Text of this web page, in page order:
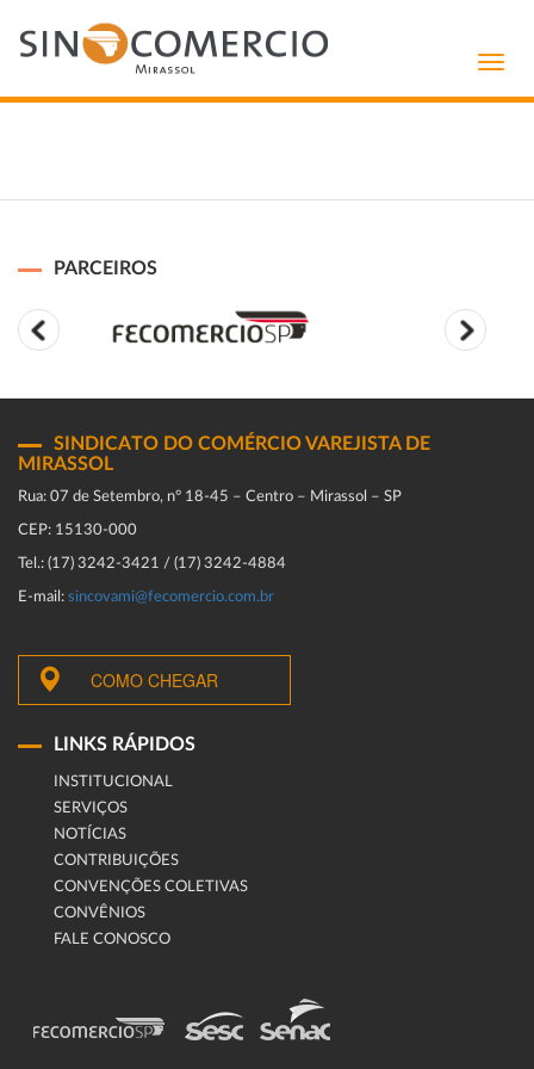
PARCEIROS
SINDICATO DO COMÉRCIO VAREJISTA DE
MIRASSOL
Rua: 07 de Setembro, n° 18-45 – Centro – Mirassol – SP
CEP: 15130-000
Tel.: (17) 3242-3421 / (17) 3242-4884
E-mail: sincovami@fecomercio.com.br
COMO CHEGAR
LINKS RÁPIDOS
INSTITUCIONAL
SERVIÇOS
NOTÍCIAS
CONTRIBUIÇÕES
CONVENÇÕES COLETIVAS
CONVÊNIOS
FALE CONOSCO